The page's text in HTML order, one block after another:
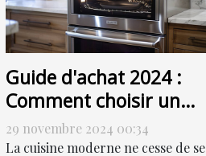
Guide d'achat 2024 :
Comment choisir un
four combiné à vapeur
29 novembre 2024 00:34
La cuisine moderne ne cesse de se